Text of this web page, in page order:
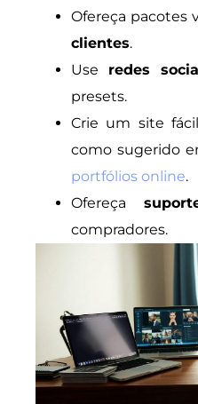
Ofereça pacotes
clientes.
Use redes
presets.
Crie um site
como sugerido
portfólios online.
Ofereça
compradores.